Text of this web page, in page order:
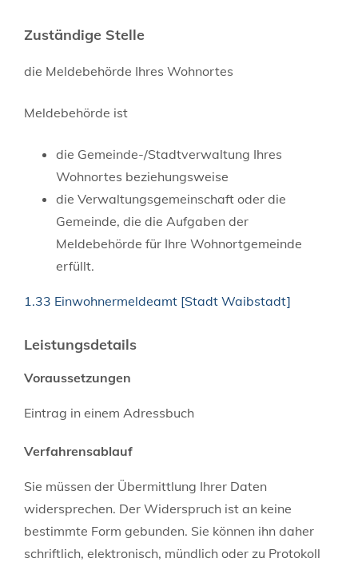
Zuständige Stelle
die Meldebehörde Ihres Wohnortes
Meldebehörde ist
die Gemeinde-/Stadtverwaltung Ihres
Wohnortes beziehungsweise
die Verwaltungsgemeinschaft oder die
Gemeinde, die die Aufgaben der
Meldebehörde für Ihre Wohnortgemeinde
erfüllt.
1.33 Einwohnermeldeamt [Stadt Waibstadt]
Leistungsdetails
Voraussetzungen
Eintrag in einem Adressbuch
Verfahrensablauf
Sie müssen der Übermittlung Ihrer Daten
widersprechen. Der Widerspruch ist an keine
bestimmte Form gebunden. Sie können ihn daher
schriftlich, elektronisch, mündlich oder zu Protokoll